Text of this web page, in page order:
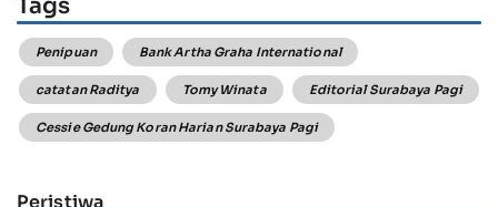
Penipuan Bank Artha Graha International
catatan Raditya Tomy Winata Editorial Surabaya Pagi
Cessie Gedung Koran Harian Surabaya Pagi
Peristiwa